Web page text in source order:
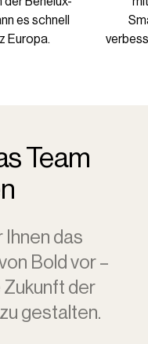
es schnell
Europa.
Team
Ihnen das
Bold vor –
Zukunft der
gestalten.